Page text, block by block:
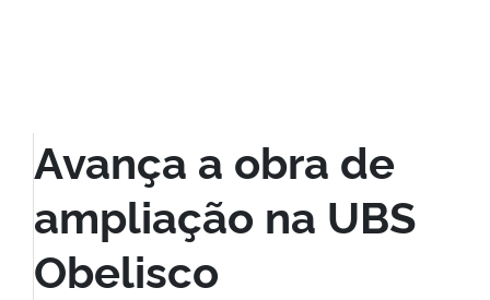
Avança a obra de
ampliação na UBS
Obelisco